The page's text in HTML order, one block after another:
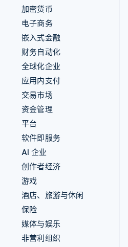
加密货币
电子商务
嵌入式金融
财务自动化
全球化企业
应用内支付
交易市场
资金管理
平台
软件即服务
AI 企业
创作者经济
游戏
酒店、旅游与休闲
保险
媒体与娱乐
非营利组织